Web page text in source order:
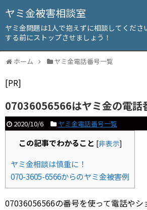
ヤミ金被害相談室
ヤミ金問題は1人で抱えずに相談してくださ
する前にストップさせましょう！
ホーム ヤミ金電話番号一覧
[PR]
07036056566はヤミ金の電話
2020/10/6 ヤミ金電話番号一覧
この記事でわかること [非表示]
ヤミ金相談は慎重に！
070-3605-6566からのヤミ金被害例
07036056566の番号を使って電話やシ